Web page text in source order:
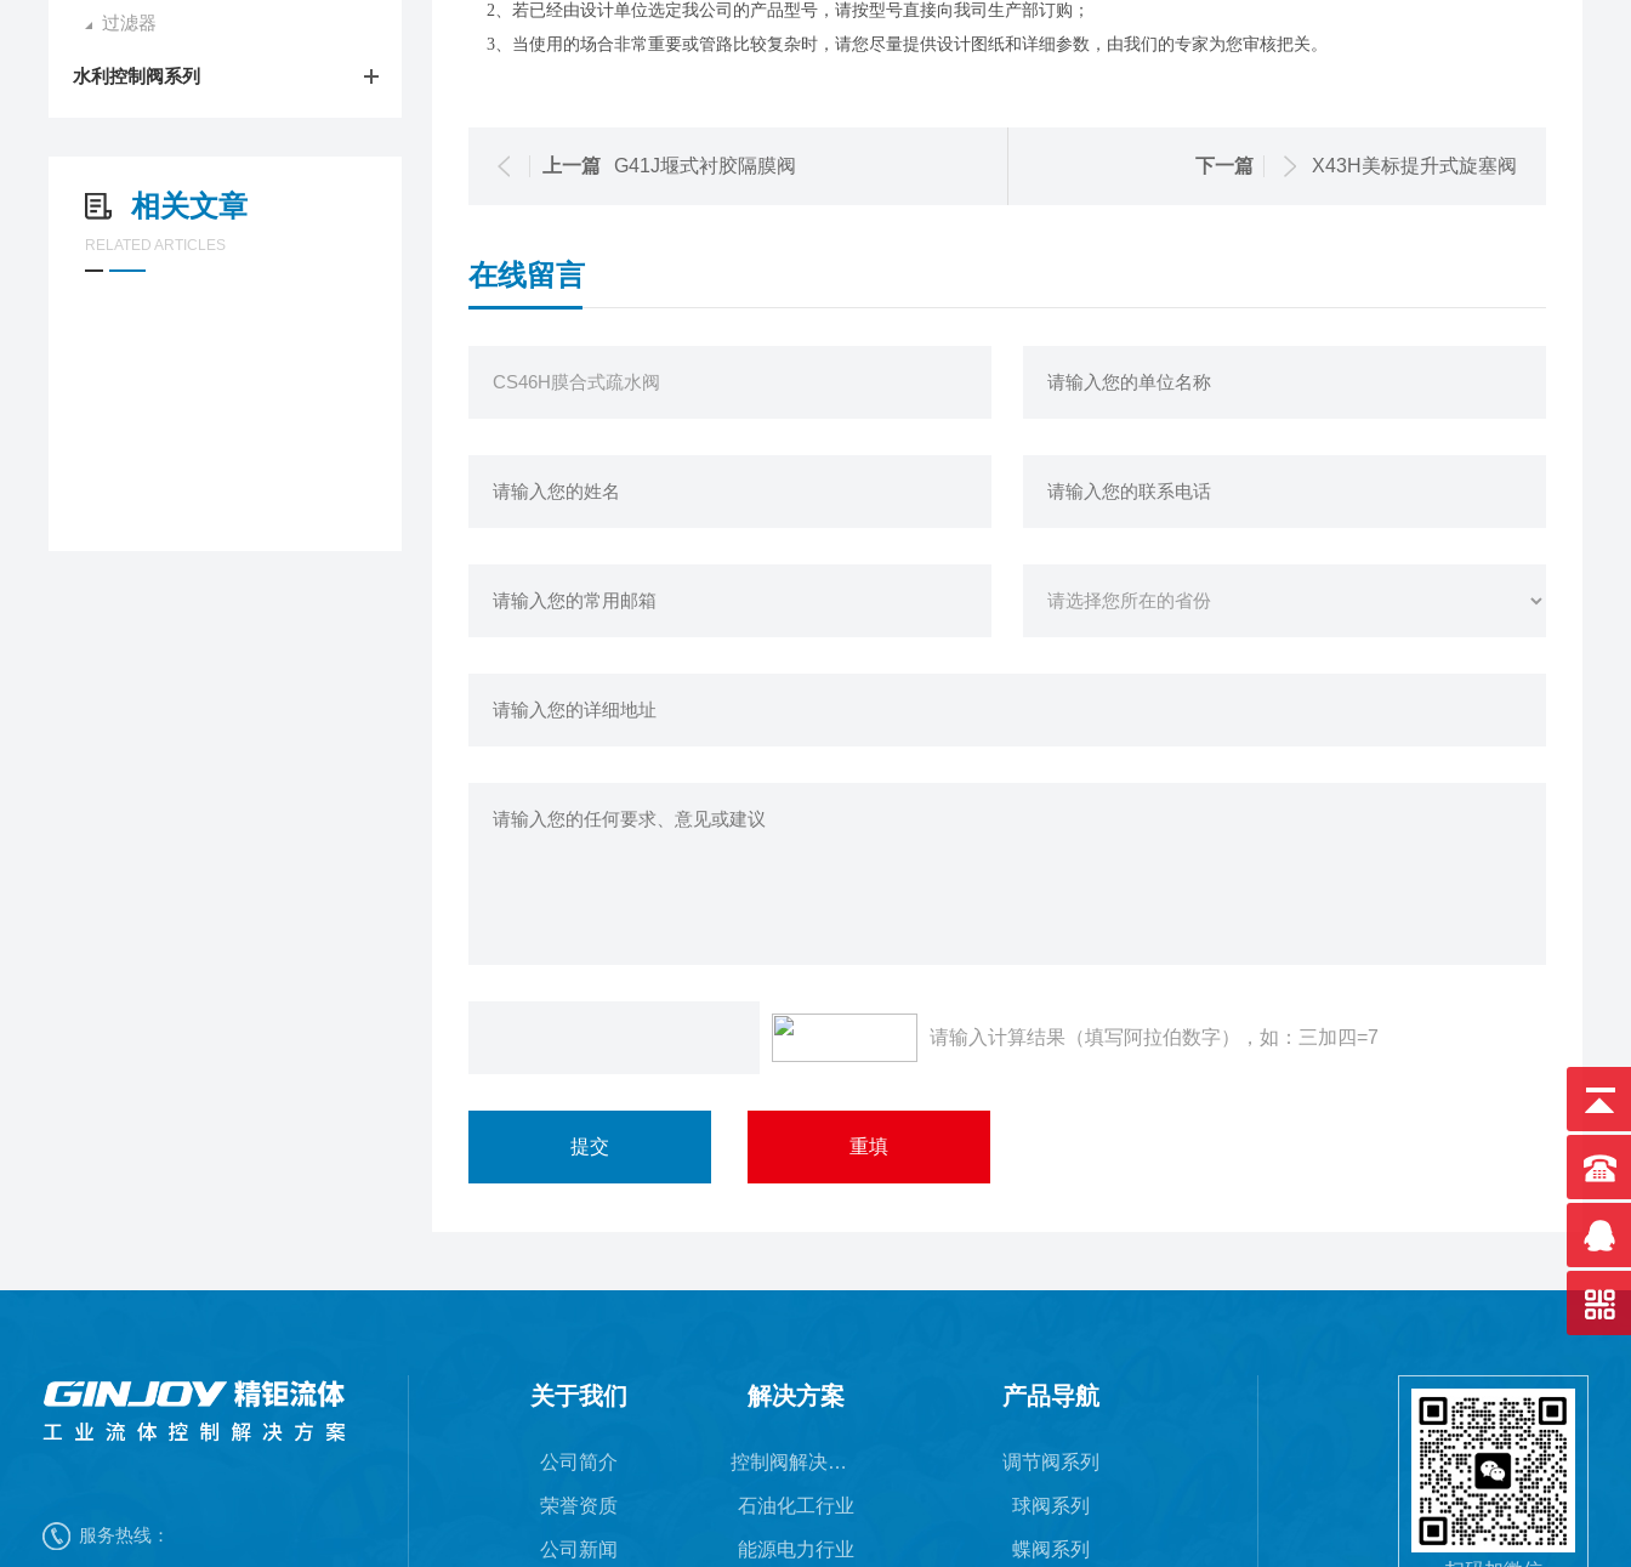
过滤器
水利控制阀系列
相关文章
RELATED ARTICLES
2、若已经由设计单位选定我公司的产品型号，请按型号直接向我司生产部订购；
3、当使用的场合非常重要或管路比较复杂时，请您尽量提供设计图纸和详细参数，由我们的专家为您审核把关。
上一篇 G41J堰式衬胶隔膜阀 下一篇 X43H美标提升式旋塞阀
在线留言
请输入计算结果（填写阿拉伯数字），如：三加四=7
服务热线：
关于我们
公司简介
荣誉资质
公司新闻
解决方案
控制阀解决方案
石油化工行业
能源电力行业
产品导航
调节阀系列
球阀系列
蝶阀系列